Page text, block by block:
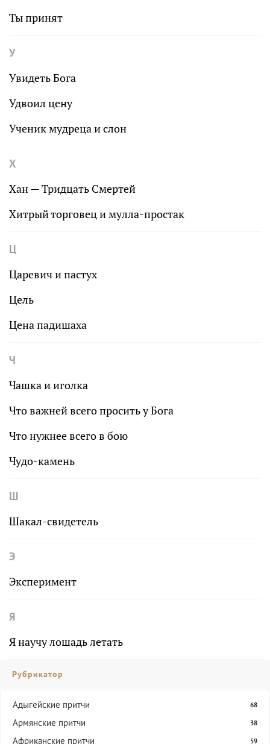
Ты принят
У
Увидеть Бога
Удвоил цену
Ученик мудреца и слон
Х
Хан — Тридцать Смертей
Хитрый торговец и мулла-простак
Ц
Царевич и пастух
Цель
Цена падишаха
Ч
Чашка и иголка
Что важней всего просить у Бога
Что нужнее всего в бою
Чудо-камень
Ш
Шакал-свидетель
Э
Эксперимент
Я
Я научу лошадь летать
Рубрикатор
Адыгейские притчи 68
Армянские притчи 38
Африканские притчи 59